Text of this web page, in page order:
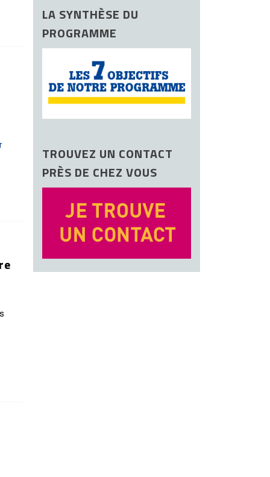
LA SYNTHÈSE DU
PROGRAMME
TROUVEZ UN CONTACT
PRÈS DE CHEZ VOUS